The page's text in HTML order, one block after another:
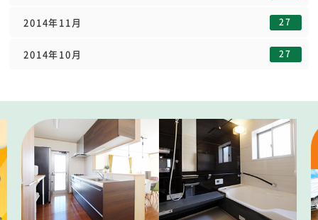
2014年11月 27
2014年10月 27